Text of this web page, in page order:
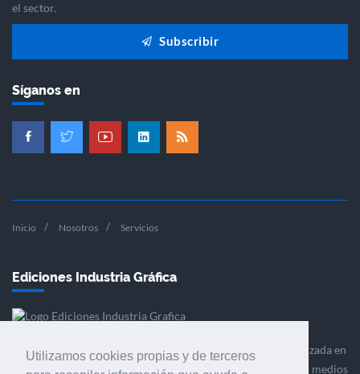
Utilizamos cookies propias y de terceros
el sector.
Subscribir
Síganos en
Inicio Nosotros Servicios
Ediciones Industria Gráfica
Ediciones Industria Gráfica es una empresa editora especializada en
el mercado de la comunicación gráfica que engloba diversos medios